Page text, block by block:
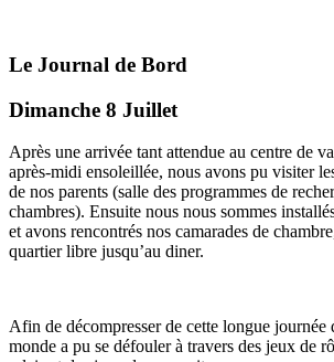
Le Journal de Bord
Dimanche 8 Juillet
Après une arrivée tant attendue au centre de
après-midi ensoleillée, nous avons pu visiter
de nos parents (salle des programmes de
chambres). Ensuite nous nous sommes
et avons rencontrés nos camarades de
quartier libre jusqu’au diner.
Afin de décompresser de cette longue journée
monde a pu se défouler à travers des jeux de